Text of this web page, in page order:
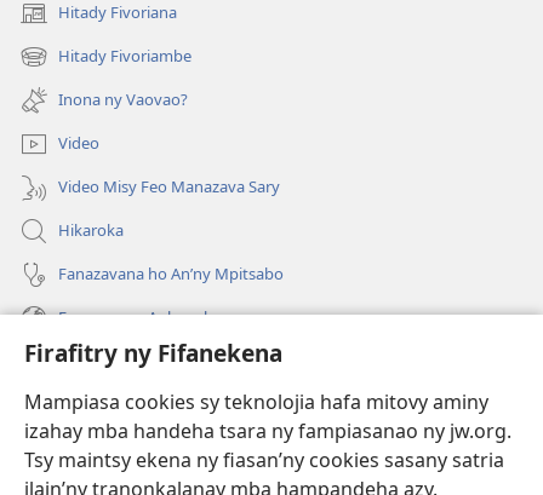
Firafitry ny Fifanekena
Mampiasa cookies sy teknolojia hafa mitovy aminy
izahay mba handeha tsara ny fampiasanao ny jw.org.
Tsy maintsy ekena ny fiasan’ny cookies sasany satria
ilain’ny tranonkalanay mba hampandeha azy.
Hitady Fivoriana
(manokatra
rohy) Hitady Fivoriambe
(manokatra
rohy) Inona ny Vaovao?
Video
Video Misy Feo Manazava Sary
Hikaroka
Fanazavana ho An’ny Mpitsabo
Fanazavana Ankapobeny
Fanampiana
Fanomezana
(manokatra
rohy)
FITEHIRIZAM-BOKIN’NY Vavolombelon’i Jehovah